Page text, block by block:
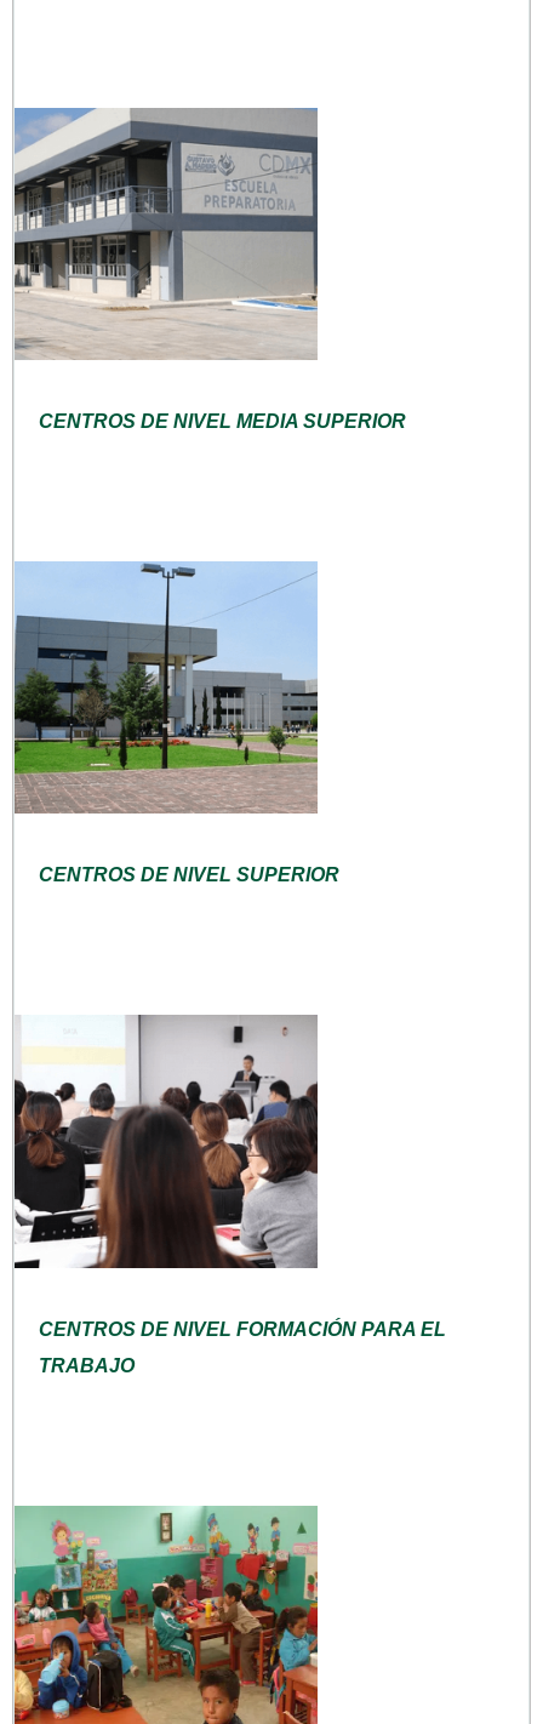
CENTROS DE NIVEL MEDIA SUPERIOR
CENTROS DE NIVEL SUPERIOR
CENTROS DE NIVEL FORMACIÓN PARA EL
TRABAJO